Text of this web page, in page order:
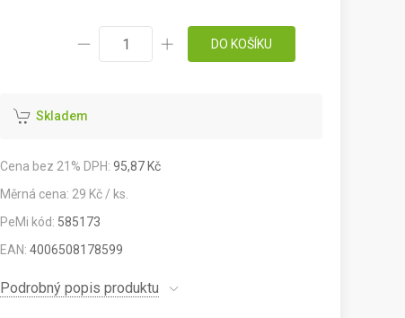
DO KOŠÍKU
Skladem
Cena bez 21% DPH: 95,87 Kč
Měrná cena: 29 Kč / ks.
PeMi kód: 585173
EAN:4006508178599
Podrobný popis produktu